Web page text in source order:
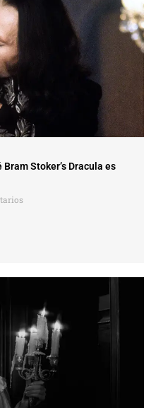
Stoker’s Dracula es